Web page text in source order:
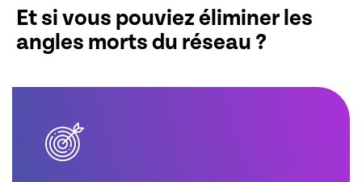
Et si vous pouviez éliminer les
angles morts du réseau ?